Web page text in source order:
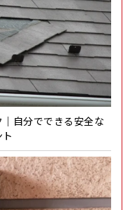
自分でできる安全な